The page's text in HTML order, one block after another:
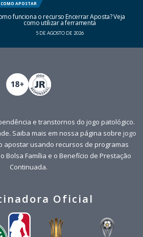
COMO APOSTAR
funciona o recurso Encerrar Aposta? Veja
como utilizar a ferramenta
5 DE AGOSTO DE 2026
e transtornos do jogo patológico.
Saiba mais em nossa página sobre jogo
apostar usando recursos de programas
Bolsa Família e o Benefício de Prestação
Continuada.
Oficial